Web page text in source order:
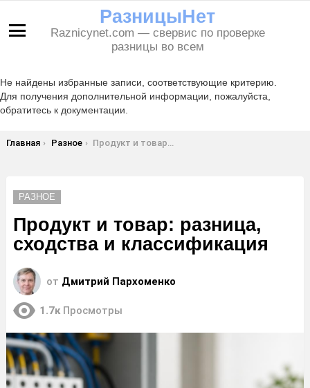
РазницыНет
Raznicynet.com — свервис по проверке
разницы во всем
Не найдены избранные записи, соответствующие критерию.
Для получения дополнительной информации, пожалуйста,
обратитесь к документации.
Вы здесь:
Главная Разное Продукт и товар: разница, сходства и классификация
РАЗНОЕ
Продукт и товар: разница,
сходства и классификация
от Дмитрий Пархоменко
1.7к Просмотры